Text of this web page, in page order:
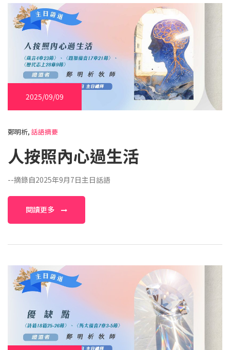
2025/09/09
鄭明析, 話語摘要
人按照內心過生活
--摘錄自2025年9月7日主日話語
閱讀更多